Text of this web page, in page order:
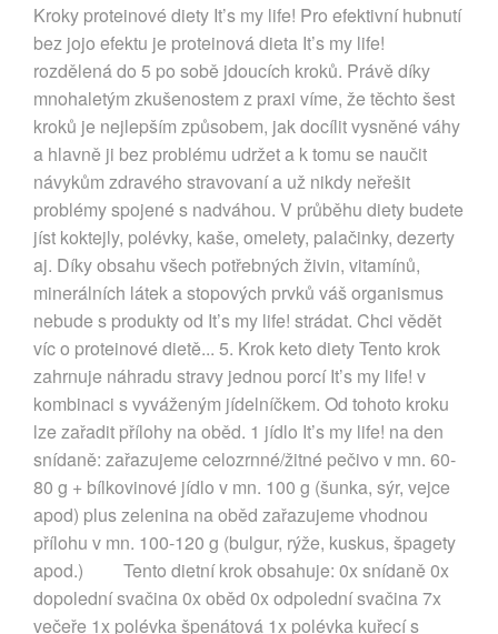
Kroky proteinové diety It’s my life! Pro efektivní hubnutí
bez jojo efektu je proteinová dieta It’s my life!
rozdělená do 5 po sobě jdoucích kroků. Právě díky
mnohaletým zkušenostem z praxi víme, že těchto šest
kroků je nejlepším způsobem, jak docílit vysněné váhy
a hlavně ji bez problému udržet a k tomu se naučit
návykům zdravého stravovaní a už nikdy neřešit
problémy spojené s nadváhou. V průběhu diety budete
jíst koktejly, polévky, kaše, omelety, palačinky, dezerty
aj. Díky obsahu všech potřebných živin, vitamínů,
minerálních látek a stopových prvků váš organismus
nebude s produkty od It’s my life! strádat. Chci vědět
víc o proteinové dietě... 5. Krok keto diety Tento krok
zahrnuje náhradu stravy jednou porcí It’s my life! v
kombinaci s vyváženým jídelníčkem. Od tohoto kroku
lze zařadit přílohy na oběd. 1 jídlo It’s my life! na den
snídaně: zařazujeme celozrnné/žitné pečivo v mn. 60-
80 g + bílkovinové jídlo v mn. 100 g (šunka, sýr, vejce
apod) plus zelenina na oběd zařazujeme vhodnou
přílohu v mn. 100-120 g (bulgur, rýže, kuskus, špagety
apod.) Tento dietní krok obsahuje: 0x snídaně 0x
dopolední svačina 0x oběd 0x odpolední svačina 7x
večeře 1x polévka špenátová 1x polévka kuřecí s